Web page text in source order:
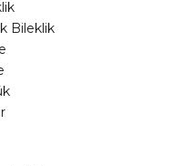
Bileklik